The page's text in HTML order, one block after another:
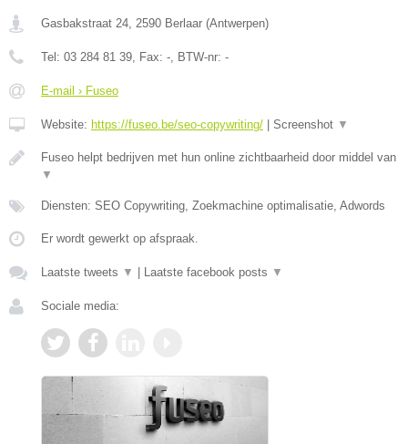
Gasbakstraat 24, 2590 Berlaar (Antwerpen)
Tel: 03 284 81 39, Fax: -, BTW-nr: -
E-mail › Fuseo
Website: https://fuseo.be/seo-copywriting/ Screenshot ▼
Fuseo helpt bedrijven met hun online zichtbaarheid door middel van
▼
Diensten: SEO Copywriting, Zoekmachine optimalisatie, Adwords
Er wordt gewerkt op afspraak.
Laatste tweets ▼ Laatste facebook posts ▼
Sociale media: